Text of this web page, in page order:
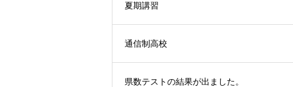
夏期講習
通信制高校
県数テストの結果が出ました。